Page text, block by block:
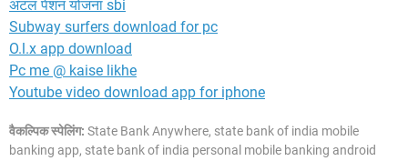
अटल पेंशन योजना sbi
Subway surfers download for pc
O.l.x app download
Pc me @ kaise likhe
Youtube video download app for iphone
वैकल्पिक स्पेलिंग: State Bank Anywhere, state bank of india mobile
banking app, state bank of india personal mobile banking android